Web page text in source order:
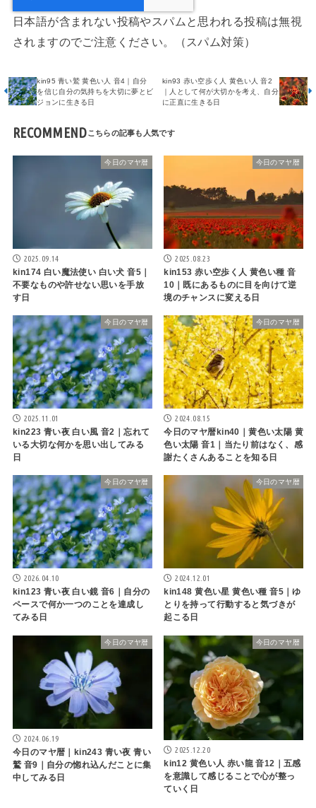
日本語が含まれない投稿やスパムと思われる投稿は無視
されますのでご注意ください。（スパム対策）
kin95 青い鷲 黄色い人 音4｜自分
を信じ自分の気持ちを大切に夢とビ
ジョンに生きる日
kin93 赤い空歩く人 黄色い人 音2
｜人として何が大切かを考え、自分
に正直に生きる日
RECOMMEND
今日のマヤ暦
2025.09.14
kin174 白い魔法使い 白い犬 音5｜
不要なものや許せない思いを手放
す日
今日のマヤ暦
2025.08.23
kin153 赤い空歩く人 黄色い種 音
10｜既にあるものに目を向けて逆
境のチャンスに変える日
今日のマヤ暦
2025.11.01
kin223 青い夜 白い風 音2｜忘れて
いる大切な何かを思い出してみる
日
今日のマヤ暦
2024.08.15
今日のマヤ暦kin40｜黄色い太陽 黄
色い太陽 音1｜当たり前はなく、感
謝たくさんあることを知る日
今日のマヤ暦
2026.04.10
kin123 青い夜 白い鏡 音6｜自分の
ペースで何か一つのことを達成し
てみる日
今日のマヤ暦
2024.12.01
kin148 黄色い星 黄色い種 音5｜ゆ
とりを持って行動すると気づきが
起こる日
今日のマヤ暦
2024.06.19
今日のマヤ暦｜kin243 青い夜 青い
鷲 音9｜自分の惚れ込んだことに集
中してみる日
今日のマヤ暦
2025.12.20
kin12 黄色い人 赤い龍 音12｜五感
を意識して感じることで心が整っ
ていく日